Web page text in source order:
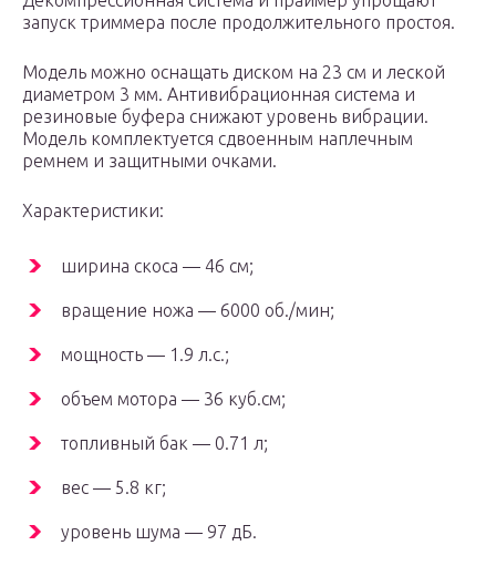
запуск триммера после продолжительного простоя.
Модель можно оснащать диском на 23 см и леской
диаметром 3 мм. Антивибрационная система и
резиновые буфера снижают уровень вибрации.
Модель комплектуется сдвоенным наплечным
ремнем и защитными очками.
Характеристики:
ширина скоса — 46 см;
вращение ножа — 6000 об./мин;
мощность — 1.9 л.с.;
объем мотора — 36 куб.см;
топливный бак — 0.71 л;
вес — 5.8 кг;
уровень шума — 97 дБ.